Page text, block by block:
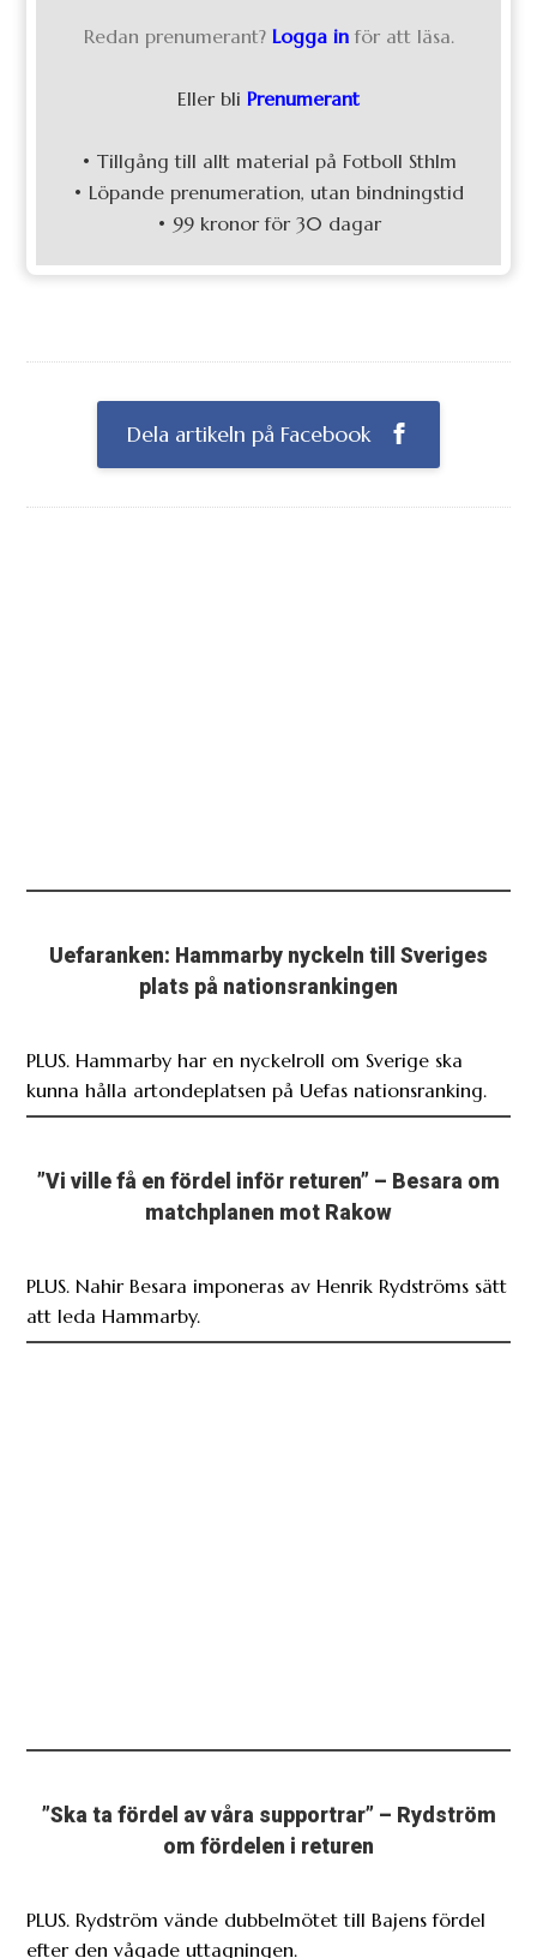
Redan prenumerant? Logga in för att läsa.
Eller bli Prenumerant
• Tillgång till allt material på Fotboll Sthlm
• Löpande prenumeration, utan bindningstid
• 99 kronor för 30 dagar
Dela artikeln på Facebook
Uefaranken: Hammarby nyckeln till Sveriges
plats på nationsrankingen
PLUS. Hammarby har en nyckelroll om Sverige ska
kunna hålla artondeplatsen på Uefas nationsranking.
”Vi ville få en fördel inför returen” – Besara om
matchplanen mot Rakow
PLUS. Nahir Besara imponeras av Henrik Rydströms sätt
att leda Hammarby.
”Ska ta fördel av våra supportrar” – Rydström
om fördelen i returen
PLUS. Rydström vände dubbelmötet till Bajens fördel
efter den vågade uttagningen.